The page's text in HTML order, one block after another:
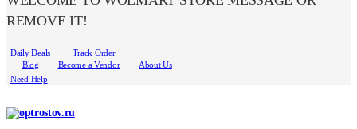
REMOVE IT!
Daily Deals
Track Order
Blog
Become a Vendor
About Us
Need Help